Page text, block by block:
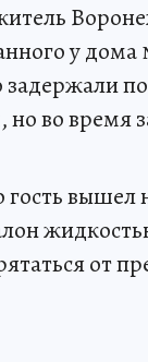
у
но во время
гость
от